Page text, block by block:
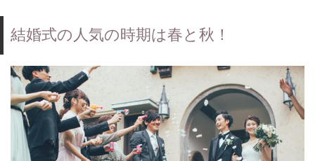
結婚式の人気の時期は春と秋！